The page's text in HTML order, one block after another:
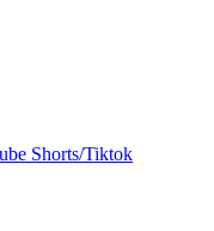
Shorts/Tiktok